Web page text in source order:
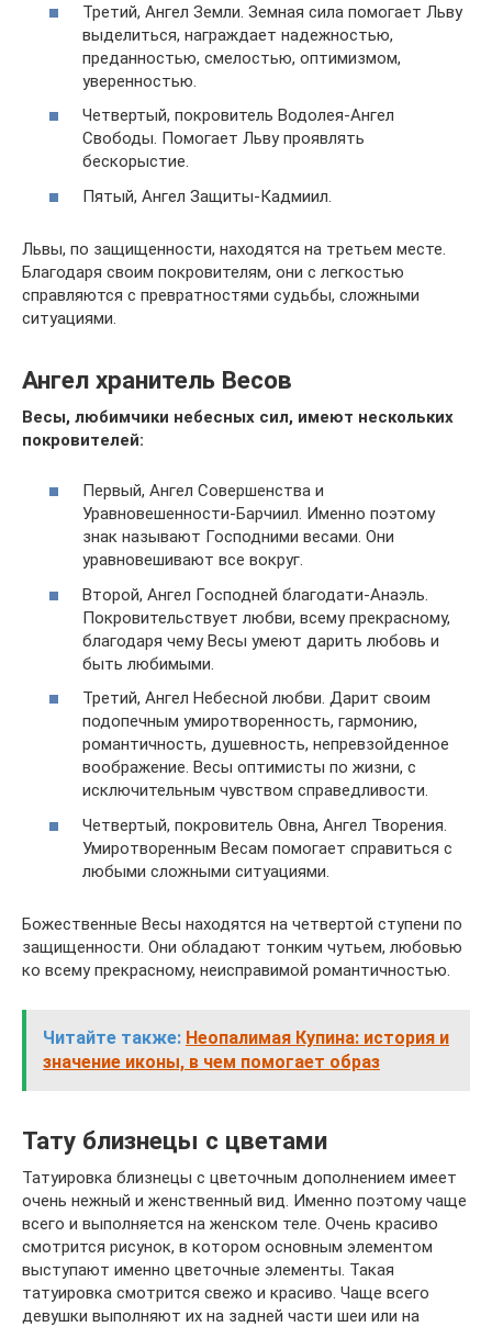
Третий, Ангел Земли. Земная сила помогает Льву
выделиться, награждает надежностью,
преданностью, смелостью, оптимизмом,
уверенностью.
Четвертый, покровитель Водолея-Ангел
Свободы. Помогает Льву проявлять
бескорыстие.
Пятый, Ангел Защиты-Кадмиил.
Львы, по защищенности, находятся на третьем месте.
Благодаря своим покровителям, они с легкостью
справляются с превратностями судьбы, сложными
ситуациями.
Ангел хранитель Весов
Весы, любимчики небесных сил, имеют нескольких
покровителей:
Первый, Ангел Совершенства и
Уравновешенности-Барчиил. Именно поэтому
знак называют Господними весами. Они
уравновешивают все вокруг.
Второй, Ангел Господней благодати-Анаэль.
Покровительствует любви, всему прекрасному,
благодаря чему Весы умеют дарить любовь и
быть любимыми.
Третий, Ангел Небесной любви. Дарит своим
подопечным умиротворенность, гармонию,
романтичность, душевность, непревзойденное
воображение. Весы оптимисты по жизни, с
исключительным чувством справедливости.
Четвертый, покровитель Овна, Ангел Творения.
Умиротворенным Весам помогает справиться с
любыми сложными ситуациями.
Божественные Весы находятся на четвертой ступени по
защищенности. Они обладают тонким чутьем, любовью
ко всему прекрасному, неисправимой романтичностью.
Читайте также: Неопалимая Купина: история и
значение иконы, в чем помогает образ
Тату близнецы с цветами
Татуировка близнецы с цветочным дополнением имеет
очень нежный и женственный вид. Именно поэтому чаще
всего и выполняется на женском теле. Очень красиво
смотрится рисунок, в котором основным элементом
выступают именно цветочные элементы. Такая
татуировка смотрится свежо и красиво. Чаще всего
девушки выполняют их на задней части шеи или на